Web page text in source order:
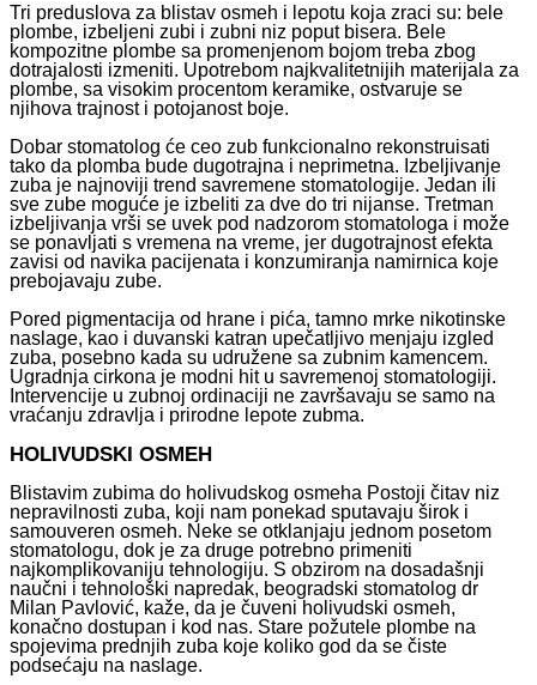
Tri preduslova za blistav osmeh i lepotu koja zraci su: bele
plombe, izbeljeni zubi i zubni niz poput bisera. Bele
kompozitne plombe sa promenjenom bojom treba zbog
dotrajalosti izmeniti. Upotrebom najkvalitetnijih materijala za
plombe, sa visokim procentom keramike, ostvaruje se
njihova trajnost i potojanost boje.
Dobar stomatolog će ceo zub funkcionalno rekonstruisati
tako da plomba bude dugotrajna i neprimetna. Izbeljivanje
zuba je najnoviji trend savremene stomatologije. Jedan ili
sve zube moguće je izbeliti za dve do tri nijanse. Tretman
izbeljivanja vrši se uvek pod nadzorom stomatologa i može
se ponavljati s vremena na vreme, jer dugotrajnost efekta
zavisi od navika pacijenata i konzumiranja namirnica koje
prebojavaju zube.
Pored pigmentacija od hrane i pića, tamno mrke nikotinske
naslage, kao i duvanski katran upečatljivo menjaju izgled
zuba, posebno kada su udružene sa zubnim kamencem.
Ugradnja cirkona je modni hit u savremenoj stomatologiji.
Intervencije u zubnoj ordinaciji ne završavaju se samo na
vraćanju zdravlja i prirodne lepote zubma.
HOLIVUDSKI OSMEH
Blistavim zubima do holivudskog osmeha Postoji čitav niz
nepravilnosti zuba, koji nam ponekad sputavaju širok i
samouveren osmeh. Neke se otklanjaju jednom posetom
stomatologu, dok je za druge potrebno primeniti
najkomplikovaniju tehnologiju. S obzirom na dosadašnji
naučni i tehnološki napredak, beogradski stomatolog dr
Milan Pavlović, kaže, da je čuveni holivudski osmeh,
konačno dostupan i kod nas. Stare požutele plombe na
spojevima prednjih zuba koje koliko god da se čiste
podsećaju na naslage.